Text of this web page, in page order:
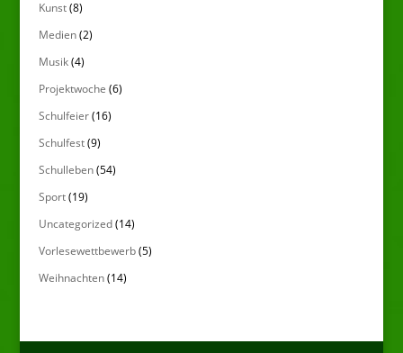
Kunst(8)
Medien(2)
Musik(4)
Projektwoche (6)
Schulfeier(16)
Schulfest(9)
Schulleben(54)
Sport(19)
Uncategorized(14)
Vorlesewettbewerb(5)
Weihnachten(14)